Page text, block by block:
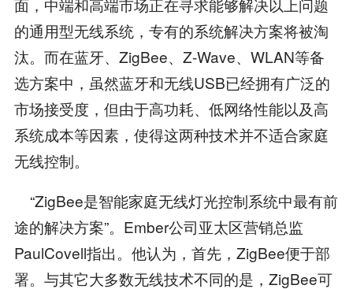
面，中端和高端市场正在寻求能够解决以上问题
的通用型无线系统，专有的系统解决方案将被淘
汰。而在蓝牙、ZigBee、Z-Wave、WLAN等备
选方案中，虽然蓝牙和无线USB已经拥有广泛的
市场接受度，但由于高功耗、低网络性能以及高
系统成本等因素，使得这两种技术并不适合家庭
无线控制。
“ZigBee是智能家庭无线灯光控制系统中最有前
途的解决方案”。Ember公司亚太区营销总监
PaulCovell指出。他认为，首先，ZigBee便于部
署。与其它大多数无线技术不同的是，ZigBee可